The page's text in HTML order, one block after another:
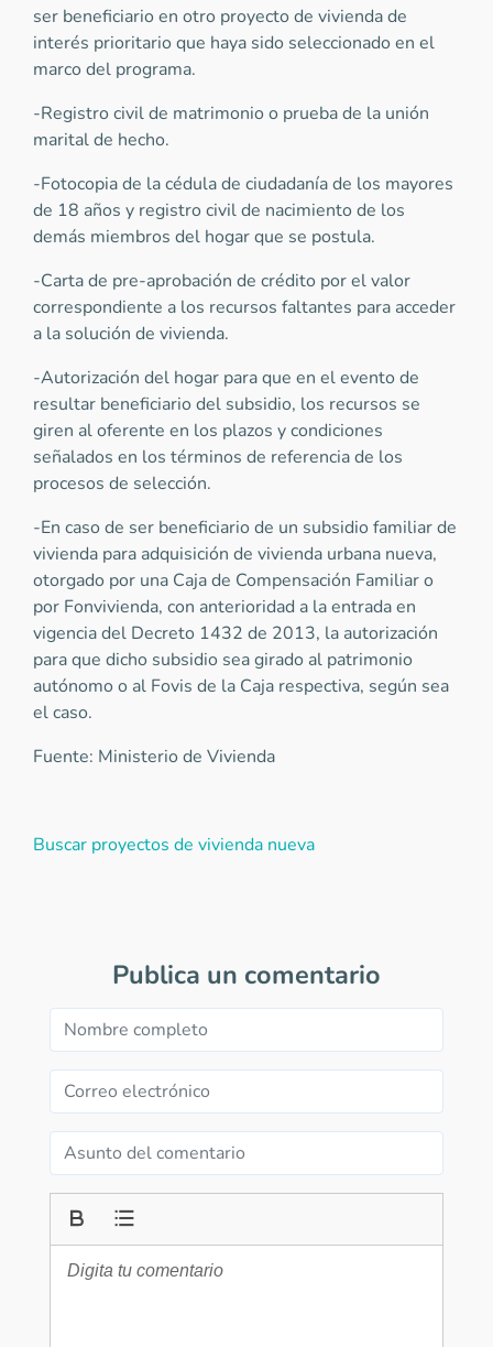
ser beneficiario en otro proyecto de vivienda de
interés prioritario que haya sido seleccionado en el
marco del programa.
-Registro civil de matrimonio o prueba de la unión
marital de hecho.
-Fotocopia de la cédula de ciudadanía de los mayores
de 18 años y registro civil de nacimiento de los
demás miembros del hogar que se postula.
-Carta de pre-aprobación de crédito por el valor
correspondiente a los recursos faltantes para acceder
a la solución de vivienda.
-Autorización del hogar para que en el evento de
resultar beneficiario del subsidio, los recursos se
giren al oferente en los plazos y condiciones
señalados en los términos de referencia de los
procesos de selección.
-En caso de ser beneficiario de un subsidio familiar de
vivienda para adquisición de vivienda urbana nueva,
otorgado por una Caja de Compensación Familiar o
por Fonvivienda, con anterioridad a la entrada en
vigencia del Decreto 1432 de 2013, la autorización
para que dicho subsidio sea girado al patrimonio
autónomo o al Fovis de la Caja respectiva, según sea
el caso.
Fuente: Ministerio de Vivienda
Buscar proyectos de vivienda nueva
Publica un comentario